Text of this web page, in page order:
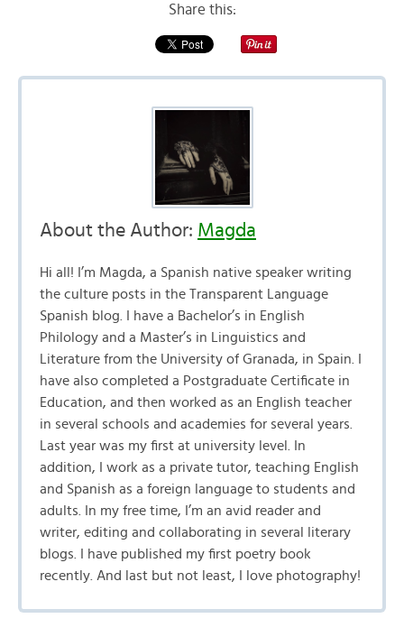
Share this:
About the Author: Magda
Hi all! I’m Magda, a Spanish native speaker writing
the culture posts in the Transparent Language
Spanish blog. I have a Bachelor’s in English
Philology and a Master’s in Linguistics and
Literature from the University of Granada, in Spain. I
have also completed a Postgraduate Certificate in
Education, and then worked as an English teacher
in several schools and academies for several years.
Last year was my first at university level. In
addition, I work as a private tutor, teaching English
and Spanish as a foreign language to students and
adults. In my free time, I’m an avid reader and
writer, editing and collaborating in several literary
blogs. I have published my first poetry book
recently. And last but not least, I love photography!